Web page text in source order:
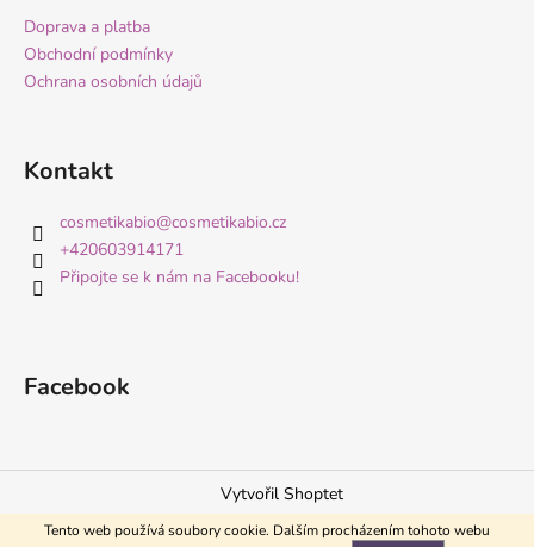
Tento web používá soubory cookie. Dalším procházením tohoto webu
Doprava a platba
Obchodní podmínky
Ochrana osobních údajů
Kontakt
cosmetikabio@cosmetikabio.cz
+420603914171
Připojte se k nám na Facebooku!
Facebook
Vytvořil Shoptet
Copyright 2026Česká přírodní kosmetika CosmetikaBio.